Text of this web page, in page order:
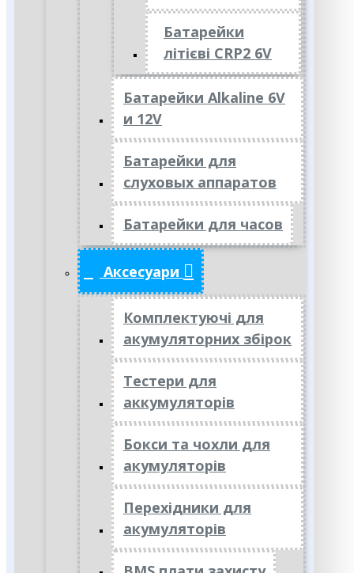
Батарейки
літієві CRP2 6V
Батарейки Alkaline 6V
и 12V
Батарейки для
слуховых аппаратов
Батарейки для часов
Аксесуари
Комплектуючі для
акумуляторних збірок
Тестери для
аккумуляторів
Бокси та чохли для
акумуляторів
Перехідники для
акумуляторів